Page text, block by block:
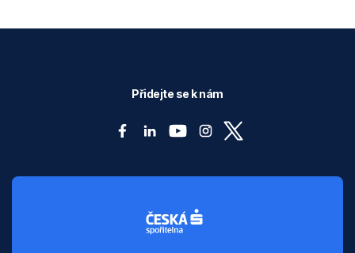
Přidejte se k nám